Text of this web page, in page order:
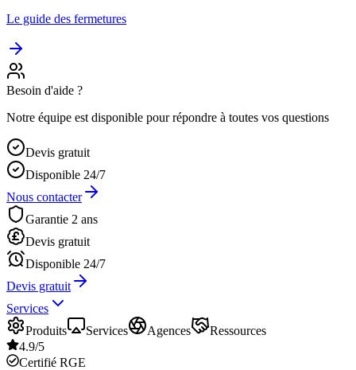
Le guide des fermetures
Besoin d'aide ?
Notre équipe est disponible pour répondre à toutes vos questions
Devis gratuit
Disponible 24/7
Nous contacter
Garantie 2 ans
Devis gratuit
Disponible 24/7
Devis gratuit
Services
Produits
Services Agences
Ressources
4.9/5
Certifié RGE